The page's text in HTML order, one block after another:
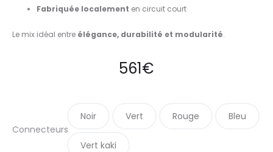
Fabriquée localement en circuit court
Le mix idéal entre élégance, durabilité et modularité.
561€
Connecteurs
Noir Vert Rouge Bleu
Vert kaki